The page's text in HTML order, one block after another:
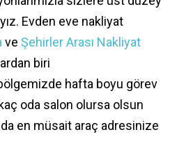
Evden eve nakliyat
ve Şehirler Arası Nakliyat
biri
hafta boyu görev
oda salon olursa olsun
en müsait araç adresinize